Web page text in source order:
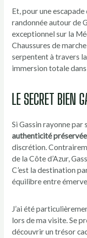
Et, pour une
randonnée autour de
exceptionnel sur la
Chaussures de
serpentent à travers
immersion totale dans
LE SECRET BIEN
Si Gassin rayonne par
authenticité préservée
discrétion.
de la Côte d’Azur,
C’est la destination
équilibre entre
J’ai été
lors de ma visite. Se
découvrir un trésor